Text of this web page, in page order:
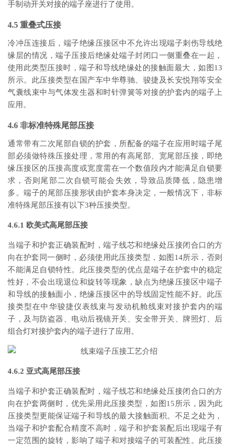
手制动开关对接的端子座进行了使用。
4.5 重叠式压接
冷冲压连接后，端子绝缘压接区中不允许出现端子刺伤导线绝
缘层的情况，端子压接后绝缘处端子封闭口一侧重叠在一起，
使用此类型压接时，端子和导线绝缘处的接触面最大，如图13
所示。此压接类型在国产车中华尊驰、骏捷及长安悦翔等安全
气囊线束中与气体发生器和时针弹簧等对接的护套内的端子上
应用。
4.6 非标准特殊尾部压接
通常带有二次尾部自锁的护套，所配备的端子在应用时端子尾
部必须做特殊压接处理，常用的有高尾部、宽尾部压接，即绝
缘压接区的压接高度或宽度需在一个数值段内才能满足自锁要
求，否则尾部二次自锁可能会失效，导致品质降低，隐患增
多。端子的尾部压接形状由护套本身决定，一般情况下，非标
准特殊尾部压接有以下3种压接类型。
4.6.1 欧美式高尾部压接
当端子和护套正确装配时，端子线芯和绝缘处压接闭合口的方
向在护套同一侧时，必须使用此压接类型，如图14所示，否则
不能满足自锁特性。此压接类型的优点是端子在护套中的稳定
性好，不会出现退位和旋转等现象，缺点为绝缘压接区中端子
和导线的接触面小，绝缘压接区中的导线固定性能不好。此压
接类型在中华骏捷仪表线束与发动机舱线束对接护套内的端
子，及与防盗器、电动后视镜开关、安全带开关、牌照灯、后
组合灯对接护套内的端子进行了应用。
4.6.2 亚式高尾部压接
当端子和护套正确装配时，端子线芯和绝缘处压接闭合口的方
向在护套两侧时，优先采用此压接类型，如图15所示，因为此
压接类型更能保证端子和导线的最大接触面积。不足之处为，
当端子和护套配合精度不高时，端子和护套装配后出现端子有
一定范围的旋转，影响了端子和对接端子的可装配性。此压接